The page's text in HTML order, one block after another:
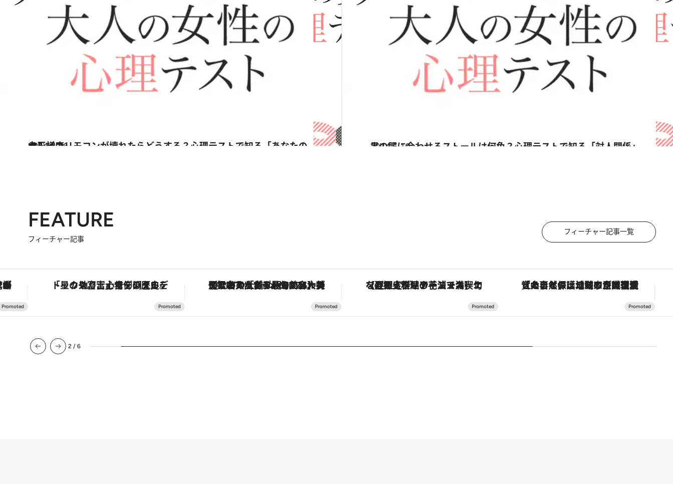
2014.8.16
テレビのリモコンが壊れたらどうする？心理テストで知る「あなたの女王様度」
占い 2014.5.10
黒の服に合わせるストールは何色？心理テストで知る「対人関係」
占い
FEATURE
フィーチャー記事
フィーチャー記事一覧
デトックス。冨士信仰の歴史を辿り、心身を調える。 【銀座で出合う最旬美容】美髪ケアや上質な眠り…セルフケアのアップデートから、特別な名入れギフトまで。大人のための「ReFa GINZA」クルーズ 【夏限定ディナーコース】旬を迎える稚鮎や花ズッキーニなどをイタリア・トスカーナの郷土料理の手法で満喫！ 「大事なのは地域の意識を変えること」。ロレックス賞受賞の自然保護活動家が実現させたナイジェリアの自然環境の復活 「土佐和ハーブかき氷」がOMO7高知に登場！生姜、山椒、大葉な
3 / 6